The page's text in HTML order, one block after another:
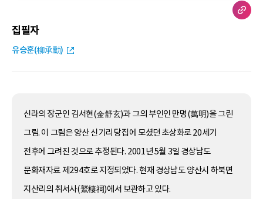
집필자
유승훈(柳承勳)
신라의 장군인 김서현(金舒玄)과 그의 부인인 만명(萬明)을 그린
그림. 이 그림은 양산 신기리 당집에 모셨던 초상화로 20세기
전후에 그려진 것으로 추정된다. 2001년 5월 3일 경상남도
문화재자료 제294호로 지정되었다. 현재 경상남도 양산시 하북면
지산리의 취서사(鷲棲祠)에서 보관하고 있다.